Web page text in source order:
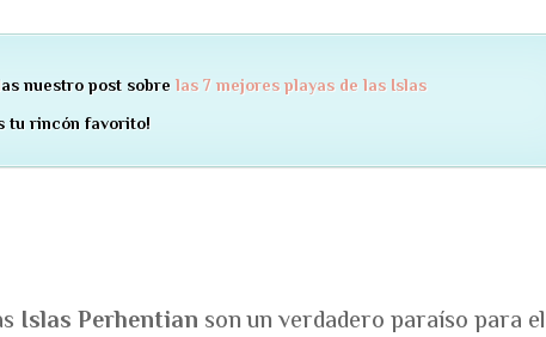
nuestro post sobrelas 7 mejores playas de las Islas
tu rincón favorito!
Islas Perhentian son un verdadero paraíso para el